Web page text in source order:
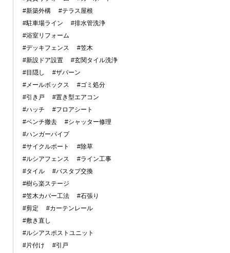
#新築外構
#テラス屋根
#駐車場ライン
#排水管洗浄
#浴室リフォーム
#デッキフェンス
#笠木
#新設ドア設置
#玄関タイル洗浄
#目隠し
#ザバーン
#メールボックス
#ゴミ処分
#引き戸
#置き型エアコン
#ハッチ
#フロアシート
#ベンチ撤去
#シャッター修理
#ハンガーパイプ
#サイクルポート
#除草
#ルシアフェンス
#ライン工事
#タイル
#バスタブ交換
#樹ら楽ステージ
#笠木カバー工法
#石張り
#剪定
#カーテンレール
#敷き直し
#ルシアスポストユニット
#片付け
#引戸